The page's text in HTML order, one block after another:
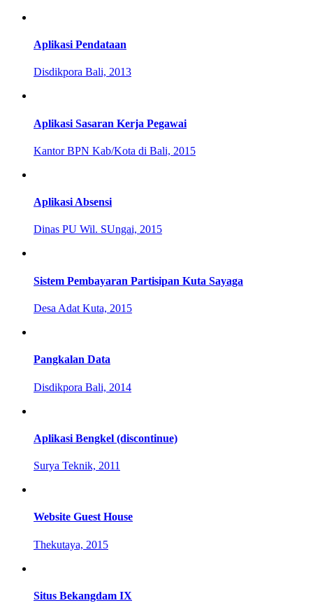
Aplikasi Pendataan
Disdikpora Bali, 2013
Aplikasi Sasaran Kerja Pegawai
Kantor BPN Kab/Kota di Bali, 2015
Aplikasi Absensi
Dinas PU Wil. SUngai, 2015
Sistem Pembayaran Partisipan Kuta Sayaga
Desa Adat Kuta, 2015
Pangkalan Data
Disdikpora Bali, 2014
Aplikasi Bengkel (discontinue)
Surya Teknik, 2011
Website Guest House
Thekutaya, 2015
Situs Bekangdam IX